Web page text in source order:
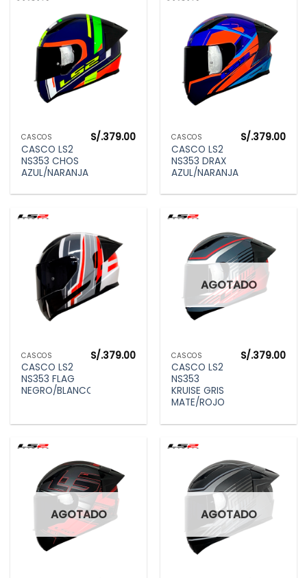
CASCOS
CASCO LS2
NS353 CHOS
AZUL/NARANJA
S/.379.00 CASCOS
CASCO LS2
NS353 DRAX
AZUL/NARANJA
S/.379.00
CASCOS
CASCO LS2
NS353 FLAG
NEGRO/BLANCO
S/.379.00
AGOTADO
CASCOS
CASCO LS2
NS353
KRUISE GRIS
MATE/ROJO
S/.379.00
AGOTADO AGOTADO